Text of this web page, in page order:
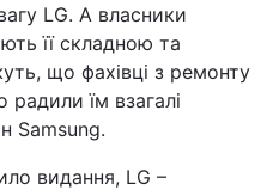
LG. А власники
її складною та
що фахівці з ремонту
радили їм взагалі
Samsung.
видання, LG –